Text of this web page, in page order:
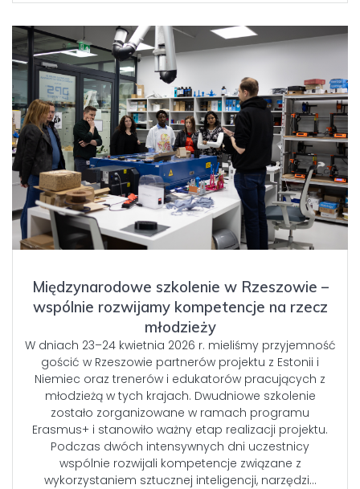
Międzynarodowe szkolenie w Rzeszowie –
wspólnie rozwijamy kompetencje na rzecz
młodzieży
W dniach 23–24 kwietnia 2026 r. mieliśmy przyjemność
gościć w Rzeszowie partnerów projektu z Estonii i
Niemiec oraz trenerów i edukatorów pracujących z
młodzieżą w tych krajach. Dwudniowe szkolenie
zostało zorganizowane w ramach programu
Erasmus+ i stanowiło ważny etap realizacji projektu.
Podczas dwóch intensywnych dni uczestnicy
wspólnie rozwijali kompetencje związane z
wykorzystaniem sztucznej inteligencji, narzędzi…